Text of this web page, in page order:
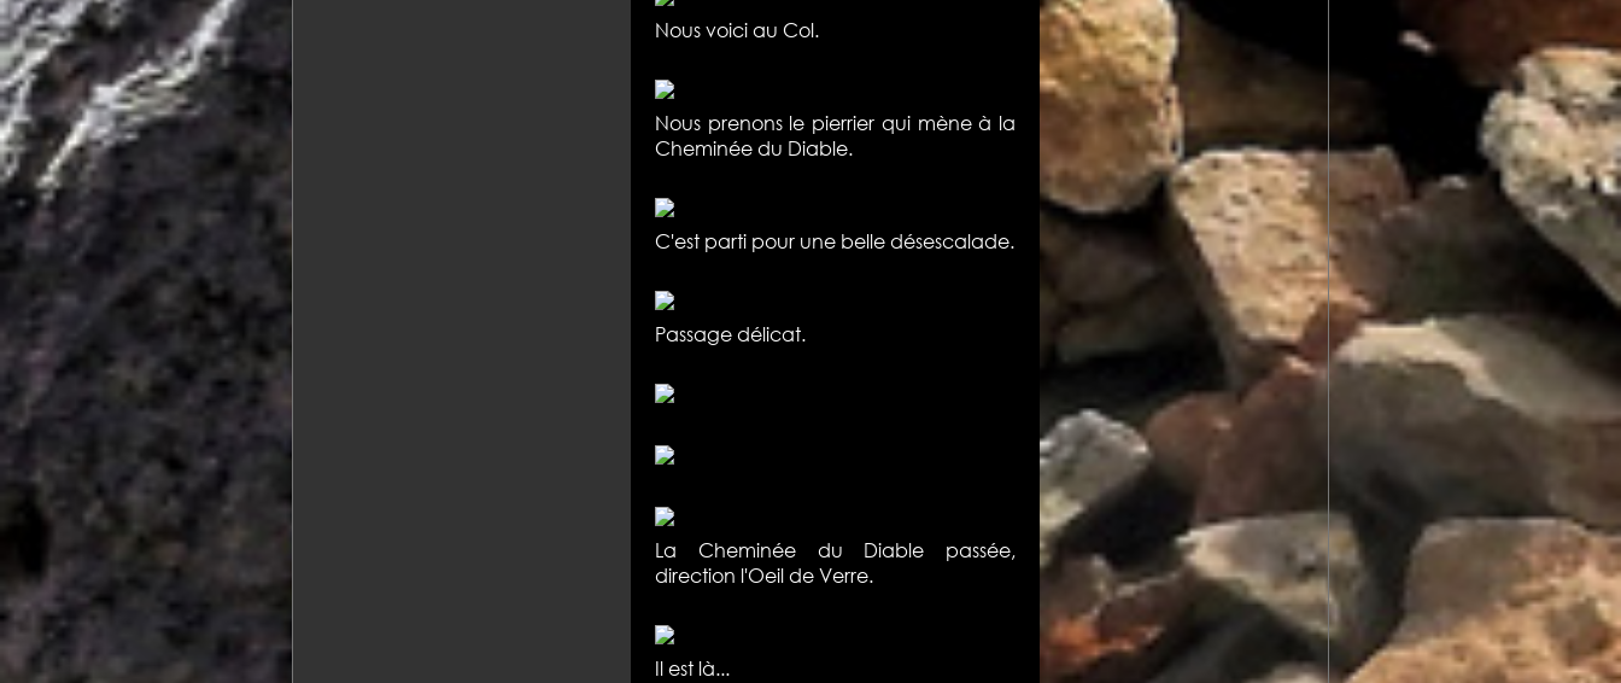
Nous voici au Col.
Nous prenons le pierrier qui mène à la
Cheminée du Diable.
C'est parti pour une belle désescalade.
Passage délicat.
La Cheminée du Diable passée,
direction l'Oeil de Verre.
Il est là...